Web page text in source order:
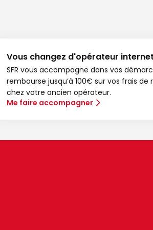
Vous changez d'opérateur
SFR vous accompagne dans vos
rembourse jusqu’à 100€ sur vos frais de
chez votre ancien opérateur.
Me faire accompagner